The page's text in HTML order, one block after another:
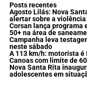
Posts recentes
Agosto Lilás: Nova
alertar sobre a
Corsan lança programa
50+ na área de
Campanha leva
neste sábado
A 113 km/h: motorista
Canoas com limite de
Nova Santa Rita
adolescentes em